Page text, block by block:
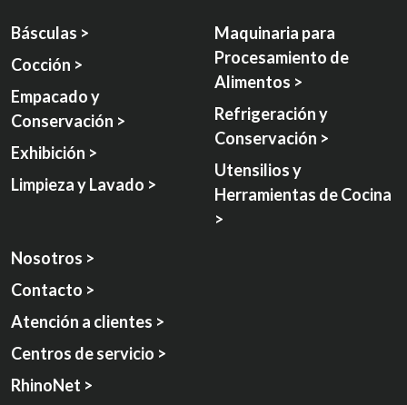
Básculas >
Cocción >
Empacado y
Conservación >
Exhibición >
Limpieza y Lavado >
Maquinaria para
Procesamiento de
Alimentos >
Refrigeración y
Conservación >
Utensilios y
Herramientas de Cocina
>
Nosotros >
Contacto >
Atención a clientes >
Centros de servicio >
RhinoNet >